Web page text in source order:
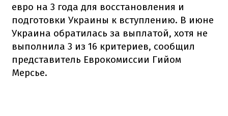
евро на 3 года для восстановления и
подготовки Украины к вступлению. В июне
Украина обратилась за выплатой, хотя не
выполнила 3 из 16 критериев, сообщил
представитель Еврокомиссии Гийом
Мерсье.